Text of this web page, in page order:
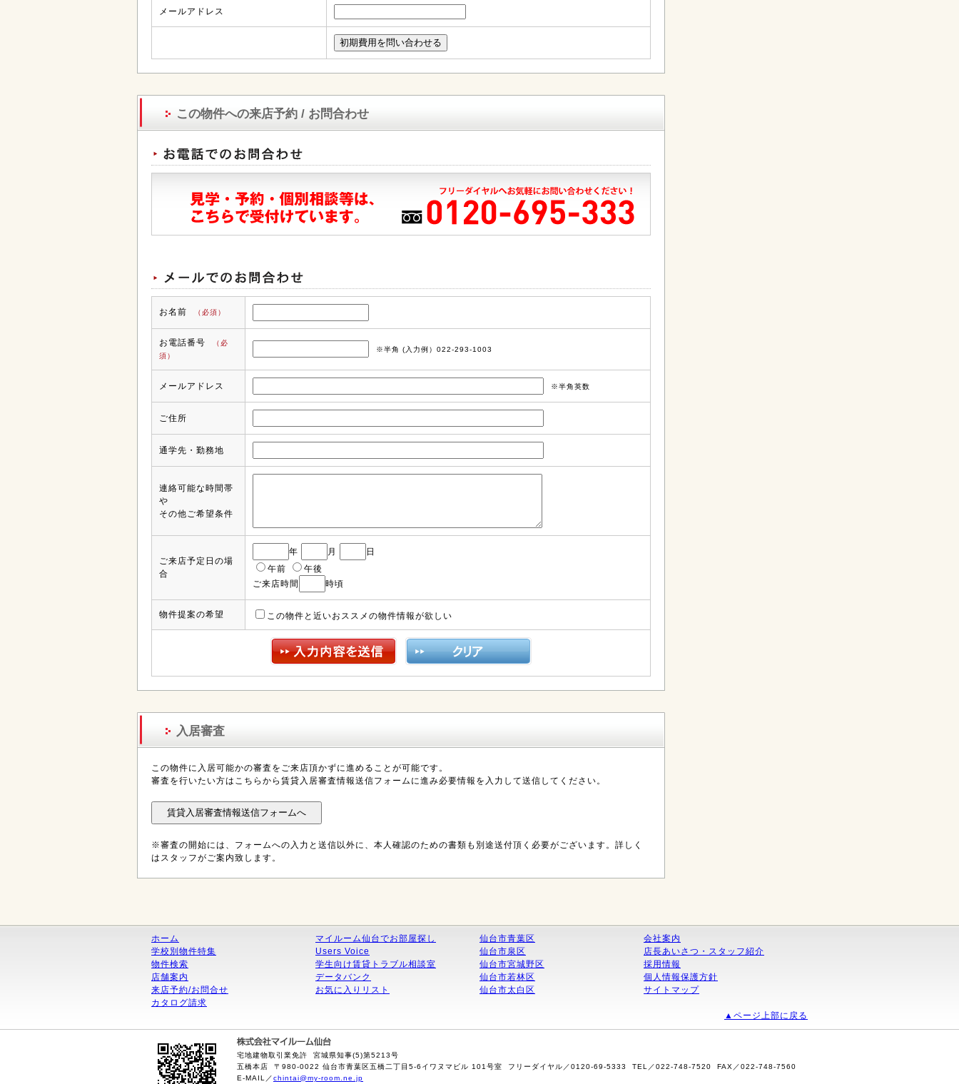
メールアドレス
この物件への来店予約 / お問合わせ
お名前 （必須）
お電話番号
（必
須）
※半角 (入力例）022-293-1003
メールアドレス ※半角英数
ご住所
通学先・勤務地
連絡可能な時間帯
や
その他ご希望条件
ご来店予定日の場
合
年 月
日
午前
午後
ご来店時間
時頃
物件提案の希望 この物件と近いおススメの物件情報が欲しい
入居審査
この物件に入居可能かの審査をご来店頂かずに進めることが可能です。
審査を行いたい方はこちらから賃貸入居審査情報送信フォームに進み必要情報を入力して送信してください。
※審査の開始には、フォームへの入力と送信以外に、本人確認のための書類も別途送付頂く必要がございます。詳しく
はスタッフがご案内致します。
ホーム
学校別物件特集
物件検索
店舗案内
来店予約/お問合せ
カタログ請求
マイルーム仙台でお部屋探し
Users Voice
学生向け賃貸トラブル相談室
データバンク
お気に入りリスト
仙台市青葉区
仙台市泉区
仙台市宮城野区
仙台市若林区
仙台市太白区
会社案内
店長あいさつ・スタッフ紹介
採用情報
個人情報保護方針
サイトマップ
▲ページ上部に戻る
宅地建物取引業免許 宮城県知事(5)第5213号
五橋本店 〒980-0022 仙台市青葉区五橋二丁目5-6イワヌマビル 101号室 フリーダイヤル／0120-69-5333 TEL／022-748-7520 FAX／022-748-7560
E-MAIL／chintai@my-room.ne.jp